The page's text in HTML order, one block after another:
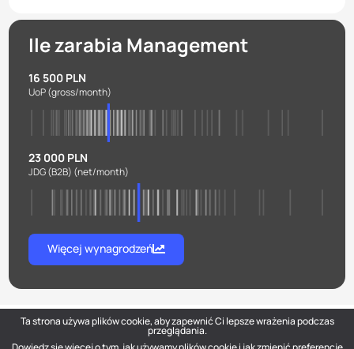
Ile zarabia Management
16 500 PLN
UoP(gross/month)
23 000 PLN
JDG (B2B) (net/month)
Więcej wynagrodzeń
Ta strona używa plików cookie, aby zapewnić Ci lepsze wrażenia podczas
przeglądania.